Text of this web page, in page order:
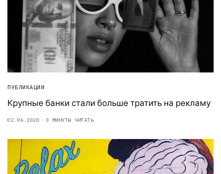
ПУБЛИКАЦИИ
Крупные банки стали больше тратить на рекламу
02.06.2020 3 МИНУТЫ ЧИТАТЬ